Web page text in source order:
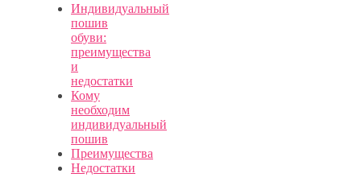
Индивидуальный
пошив
обуви:
преимущества
и
недостатки
Кому
необходим
индивидуальный
пошив
Преимущества
Недостатки